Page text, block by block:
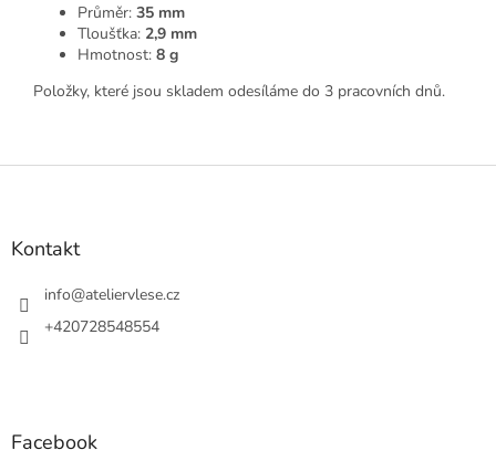
Průměr: 35 mm
Tloušťka: 2,9 mm
Hmotnost: 8 g
Položky, které jsou skladem odesíláme do 3 pracovních dnů.
Z
Kontakt
info@ateliervlese.cz
+420728548554
Facebook